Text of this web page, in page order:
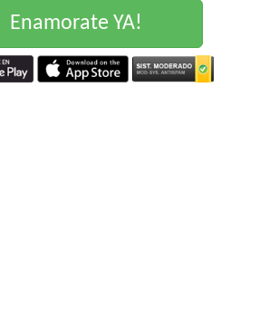
Enamorate YA!